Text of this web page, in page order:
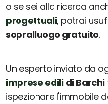
o se sei alla ricerca
progettuali, potrai
sopralluogo gratuito.
Un esperto inviato da
imprese edili di Barchi
ispezionare l'immobile